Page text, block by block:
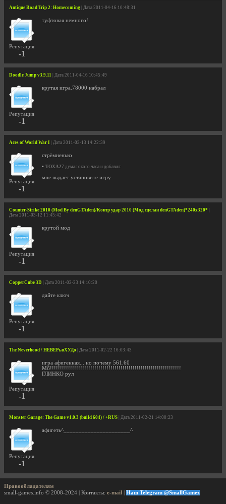
Antique Road Trip 2: Homecoming | Дата 2011-04-16 10:48:31
Репутация
-1
туфтовая немного!
Doodle Jump v3.9.11 | Дата 2011-04-16 10:45:49
Репутация
-1
крутая игра.78000 набрал
Aces of World War I | Дата 2011-03-13 14:22:39
Репутация
-1
стрёмненько
• TOXA27 думал около часа и добавил:
мне выдаёт установите игру
Counter-Strike 2010 (Mod By denGTAden)/Контр удар 2010 (Мод сделан denGTAden)*240x320*
Дата 2011-03-12 11:45:42
Репутация
-1
крутой мод
CopperCube 3D | Дата 2011-02-23 14:10:20
Репутация
-1
дайте ключ
The Neverhood / НЕВЕРьвХУДо | Дата 2011-02-22 16:03:43
Репутация
-1
игра афигенная... но почему 561.60
Мб!!!!!!!!!!!!!!!!!!!!!!!!!!!!!!!!!!!!!!!!!!!!!!!!!!!!!!!!!!!!!!!!!
ГЛИНКО рул
Monster Garage: The Game v1.0.3 (build 604) / +RUS | Дата 2011-02-21 14:00:23
Репутация
-1
афигеть^______________________^
Правообладателям
small-games.info © 2008-2024 | Контакты: e-mail Наш Telegram @SmallGamez